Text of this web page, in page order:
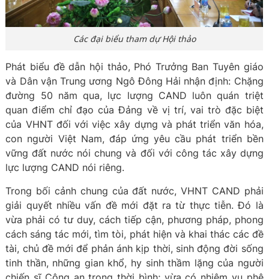
Các đại biểu tham dự Hội thảo
Phát biểu đề dẫn hội thảo, Phó Trưởng Ban Tuyên giáo
và Dân vận Trung ương Ngô Đông Hải nhận định: Chặng
đường 50 năm qua, lực lượng CAND luôn quán triệt
quan điểm chỉ đạo của Đảng về vị trí, vai trò đặc biệt
của VHNT đối với việc xây dựng và phát triển văn hóa,
con người Việt Nam, đáp ứng yêu cầu phát triển bền
vững đất nước nói chung và đối với công tác xây dựng
lực lượng CAND nói riêng.
Trong bối cảnh chung của đất nước, VHNT CAND phải
giải quyết nhiều vấn đề mới đặt ra từ thực tiễn. Đó là
vừa phải có tư duy, cách tiếp cận, phương pháp, phong
cách sáng tác mới, tìm tòi, phát hiện và khai thác các đề
tài, chủ đề mới để phản ánh kịp thời, sinh động đời sống
tinh thần, những gian khổ, hy sinh thầm lặng của người